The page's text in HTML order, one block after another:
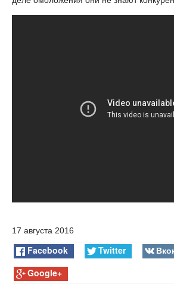
17 августа 2016
Facebook Twitter
Google+